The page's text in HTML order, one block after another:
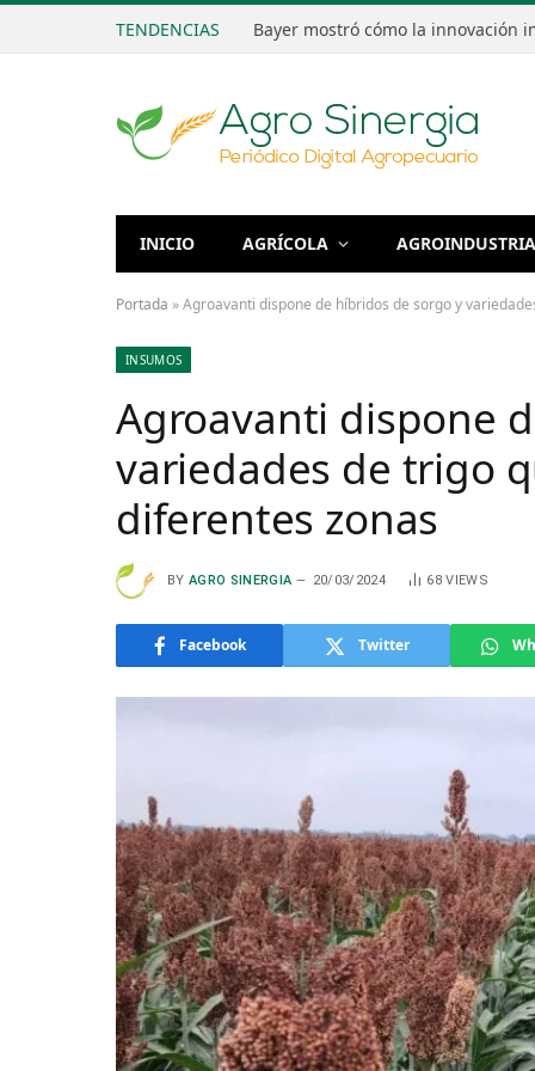
TENDENCIAS
INICIO AGRÍCOLA AGROINDUSTRIA
Portada »Agroavanti dispone de híbridos de sorgo y
INSUMOS
Agroavanti dispone
variedades de trigo
diferentes zonas
BY AGRO SINERGIA 20/03/2024 68VIEWS
Facebook Twitter